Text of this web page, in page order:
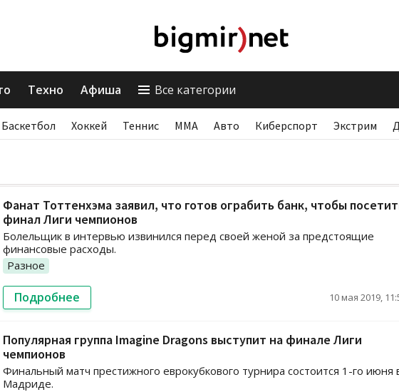
Техно Афиша Все категории
Баскетбол Хоккей Теннис ММА Авто Киберспорт Экстрим
Фанат Тоттенхэма заявил, что готов ограбить банк, чтобы
финал Лиги чемпионов
Болельщик в интервью извинился перед своей женой за предстоящие
финансовые расходы.
Разное
Подробнее 10 мая 2019,
Популярная группа Imagine Dragons выступит на финале Лиги
чемпионов
Финальный матч престижного еврокубкового турнира состоится 1-го июня
Мадриде.